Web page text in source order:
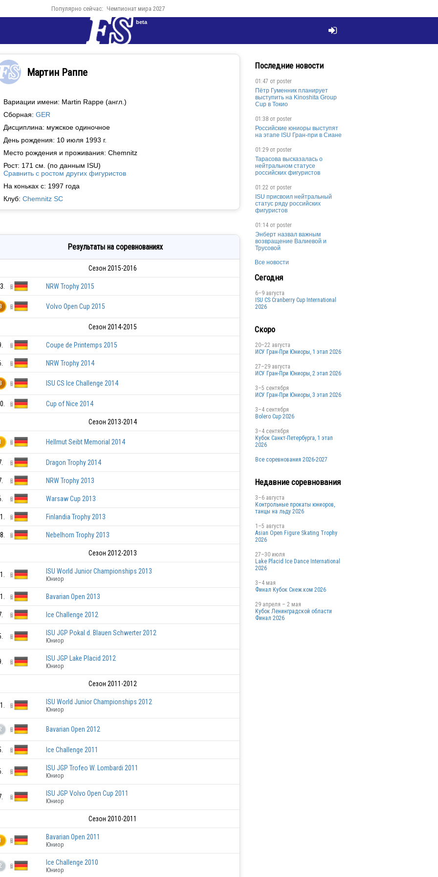
Популярно сейчас: Чемпионат мира 2027

beta
Мартин Раппе
Вариации имени: Martin Rappe (англ.)
Сборная: GER
Дисциплина: мужское одиночное
День рождения: 10 июля 1993 г.
Место рождения и проживания: Chemnitz
Рост: 171 см. (по данным ISU)
Сравнить с ростом других фигуристов
На коньках с: 1997 года
Клуб: Chemnitz SC
Результаты на соревнованиях
Сезон 2015-2016
NRW Trophy 2015
Volvo Open Cup 2015
Сезон 2014-2015
Coupe de Printemps 2015
GER
NRW Trophy 2014
ISU CS Ice Challenge 2014
GER
Cup of Nice 2014
Сезон 2013-2014
Hellmut Seibt Memorial 2014
Dragon Trophy 2014
NRW Trophy 2013
Warsaw Cup 2013
Finlandia Trophy 2013
Nebelhorn Trophy 2013
Сезон 2012-2013
ISU World Junior Championships 2013
Юниор
Bavarian Open 2013
Ice Challenge 2012
ISU JGP Pokal d. Blauen Schwerter 2012
Юниор
ISU JGP Lake Placid 2012
Юниор
Сезон 2011-2012
ISU World Junior Championships 2012
Юниор
Bavarian Open 2012
Ice Challenge 2011
ISU JGP Trofeo W. Lombardi 2011
Юниор
ISU JGP Volvo Open Cup 2011
Юниор
Сезон 2010-2011
Bavarian Open 2011
Юниор
Ice Challenge 2010
Юниор
Последние новости
01:47 от poster
Пётр Гуменник планирует
выступить на Kinoshita Group
Cup в Токио
01:38 от poster
Российские юниоры выступят
на этапе ISU Гран-при в Сиане
01:29 от poster
Тарасова высказалась о
нейтральном статусе
российских фигуристов
01:22 от poster
ISU присвоил нейтральный
статус ряду российских
фигуристов
01:14 от poster
Энберт назвал важным
возвращение Валиевой и
Трусовой
Все новости
Сегодня
6–9 августа
ISU CS Cranberry Cup International
2026
Скоро
20–22 августа
ИСУ Гран-При Юниоры, 1 этап 2026
27–29 августа
ИСУ Гран-При Юниоры, 2 этап 2026
3–5 сентября
ИСУ Гран-При Юниоры, 3 этап 2026
3–4 сентября
Bolero Cup 2026
3–4 сентября
Кубок Санкт-Петербурга, 1 этап
2026
Все соревнования 2026-2027
Недавние соревнования
3–6 августа
Контрольные прокаты юниоров,
танцы на льду 2026
1–5 августа
Asian Open Figure Skating Trophy
2026
27–30 июля
Lake Placid Ice Dance International
2026
3–4 мая
Финал Кубок Снеж.ком 2026
29 апреля – 2 мая
Кубок Ленинградской области
Финал 2026